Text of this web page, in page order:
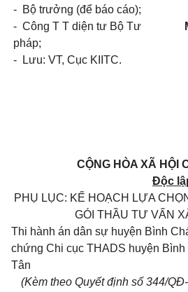
- Bộ trưởng (để báo cáo);
- Công T T diện tư Bộ Tư
pháp;
-
Lưu: VT, Cục KIITC.
CỘNG HÒA XÃ HỘI
Độc
PHỤ LỤC: KẾ HOẠCH LỰA
GÓI THẦU TƯ VẤN
Thi hành án dân sự huyện Bình
chứng Chi cục THADS huyện Bình
Tân
(Kèm theo Quyết định số 344/